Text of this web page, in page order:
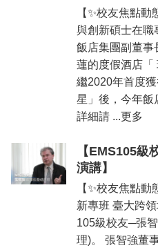
大
【✨校友焦點
與創新碩士在職
飯店集團副董
蓮的度假酒店「
繼2020年首度
星」後，今年飯
詳細請 ...更多
【EMS105級
演講】
【✨校友焦點
新專班 臺大跨
105級校友─張
理)。 張智強董